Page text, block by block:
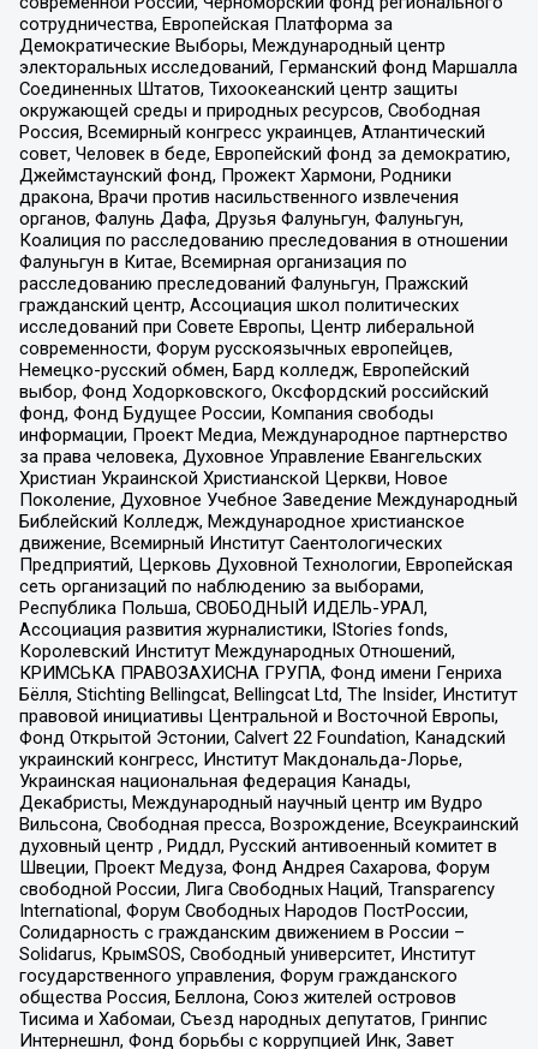
сотрудничества, Европейская Платформа за
Демократические Выборы, Международный центр
электоральных исследований, Германский фонд Маршалла
Соединенных Штатов, Тихоокеанский центр защиты
окружающей среды и природных ресурсов, Свободная
Россия, Всемирный конгресс украинцев, Атлантический
совет, Человек в беде, Европейский фонд за демократию,
Джеймстаунский фонд, Прожект Хармони, Родники
дракона, Врачи против насильственного извлечения
органов, Фалунь Дафа, Друзья Фалуньгун, Фалуньгун,
Коалиция по расследованию преследования в отношении
Фалуньгун в Китае, Всемирная организация по
расследованию преследований Фалуньгун, Пражский
гражданский центр, Ассоциация школ политических
исследований при Совете Европы, Центр либеральной
современности, Форум русскоязычных европейцев,
Немецко-русский обмен, Бард колледж, Европейский
выбор, Фонд Ходорковского, Оксфордский российский
фонд, Фонд Будущее России, Компания свободы
информации, Проект Медиа, Международное партнерство
за права человека, Духовное Управление Евангельских
Христиан Украинской Христианской Церкви, Новое
Поколение, Духовное Учебное Заведение Международный
Библейский Колледж, Международное христианское
движение, Всемирный Институт Саентологических
Предприятий, Церковь Духовной Технологии, Европейская
сеть организаций по наблюдению за выборами,
Республика Польша, СВОБОДНЫЙ ИДЕЛЬ-УРАЛ,
Ассоциация развития журналистики, IStories fonds,
Королевский Институт Международных Отношений,
КРИМСЬКА ПРАВОЗАХИСНА ГРУПА, Фонд имени Генриха
Бёлля, Stichting Bellingcat, Bellingcat Ltd, The Insider, Институт
правовой инициативы Центральной и Восточной Европы,
Фонд Открытой Эстонии, Calvert 22 Foundation, Канадский
украинский конгресс, Институт Макдональда-Лорье,
Украинская национальная федерация Канады,
Декабристы, Международный научный центр им Вудро
Вильсона, Свободная пресса, Возрождение, Всеукраинский
духовный центр , Риддл, Русский антивоенный комитет в
Швеции, Проект Медуза, Фонд Андрея Сахарова, Форум
свободной России, Лига Свободных Наций, Transparеncy
International, Форум Свободных Народов ПостРоссии,
Солидарность с гражданским движением в России –
Solidarus, КрымSOS, Свободный университет, Институт
государственного управления, Форум гражданского
общества Россия, Беллона, Союз жителей островов
Тисима и Хабомаи, Съезд народных депутатов, Гринпис
Интернешнл, Фонд борьбы с коррупцией Инк, Завет